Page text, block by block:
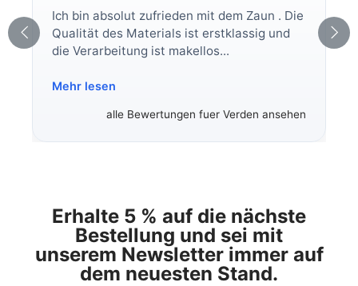
Ich bin absolut zufrieden mit dem Zaun . Die
Qualität des Materials ist erstklassig und
die Verarbeitung ist makellos...
Mehr lesen
alle Bewertungen fuer Verden ansehen
Erhalte 5 % auf die nächste
Bestellung und sei mit
unserem Newsletter immer auf
dem neuesten Stand.